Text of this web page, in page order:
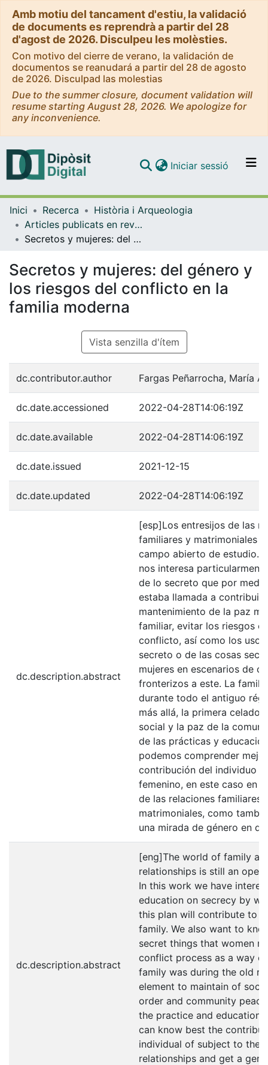
Amb motiu del tancament d'estiu, la validació
de documents es reprendrà a partir del 28
d'agost de 2026. Disculpeu les molèsties.
Con motivo del cierre de verano, la validación de
documentos se reanudará a partir del 28 de agosto
de 2026. Disculpad las molestias
Due to the summer closure, document validation will
resume starting August 28, 2026. We apologize for
any inconvenience.
Navega per tot el DD
Com publicar
Iniciar sessió (current)
Inici Recerca
Història i Arqueologia
Articles publicats en revistes (Història i Arqueologia)
Secretos y mujeres: del género y los riesgos del conflicto en la familia moderna
Secretos y mujeres: del género y
los riesgos del conflicto en la
familia moderna
Vista senzilla d'ítem
dc.contributor.author Fargas Peñarrocha, María
dc.date.accessioned 2022-04-28T14:06:19Z
dc.date.available 2022-04-28T14:06:19Z
dc.date.issued 2021-12-15
dc.date.updated 2022-04-28T14:06:19Z
dc.description.abstract
[esp]Los entresijos de las
familiares y matrimoniales
campo abierto de estudio.
nos interesa
de lo secreto que por
estaba llamada a contribuir
mantenimiento de la paz
familiar, evitar los riesgos
conflicto, así como los
secreto o de las cosas
mujeres en escenarios de
fronterizos a este. La
durante todo el antiguo
más allá, la primera
social y la paz de la
de las prácticas y
podemos comprender
contribución del individuo
femenino, en este caso en
de las relaciones familiares
matrimoniales, como
una mirada de género en
dc.description.abstract
[eng]The world of family
relationships is still an
In this work we have
education on secrecy by
this plan will contribute to
family. We also want to
secret things that women
conflict process as a way
family was during the old
element to maintain of
order and community
the practice and education
can know best the
individual of subject to the
relationships and get a